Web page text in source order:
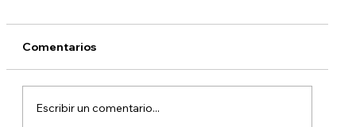
Comentarios
Escribir un comentario...